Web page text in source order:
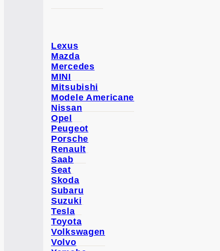
Lexus
Mazda
Mercedes
MINI
Mitsubishi
Modele Americane
Nissan
Opel
Peugeot
Porsche
Renault
Saab
Seat
Skoda
Subaru
Suzuki
Tesla
Toyota
Volkswagen
Volvo